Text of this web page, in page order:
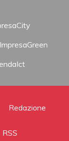
ImpresaGreen
Redazione
RSS